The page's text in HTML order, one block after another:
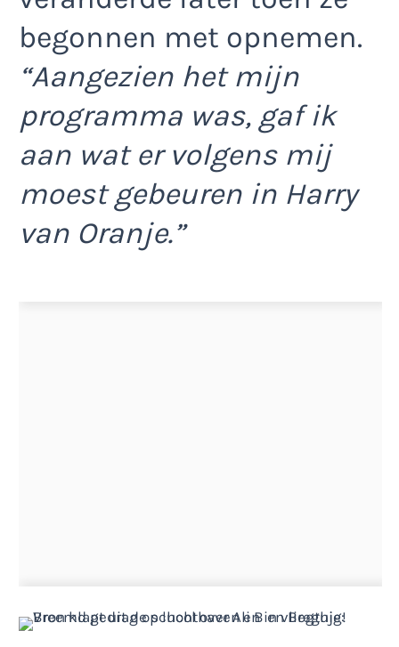
begonnen met opnemen.
“Aangezien het mijn
programma was, gaf ik
aan wat er volgens mij
moest gebeuren in Harry
van Oranje.”